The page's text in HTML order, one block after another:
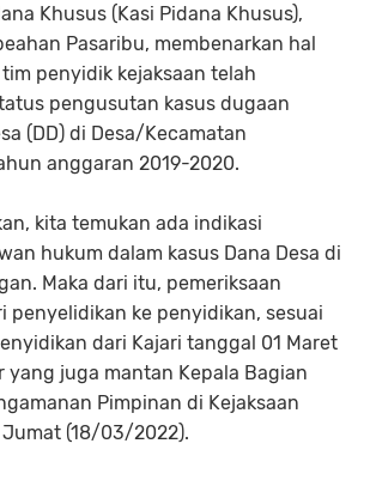
Khusus (Kasi Pidana Khusus),
Pasaribu, membenarkan hal
penyidik kejaksaan telah
pengusutan kasus dugaan
(DD) di Desa/Kecamatan
anggaran 2019-2020.
kita temukan ada indikasi
hukum dalam kasus Dana Desa di
Maka dari itu, pemeriksaan
penyelidikan ke penyidikan, sesuai
dari Kajari tanggal 01 Maret
yang juga mantan Kepala Bagian
Pimpinan di Kejaksaan
(18/03/2022).